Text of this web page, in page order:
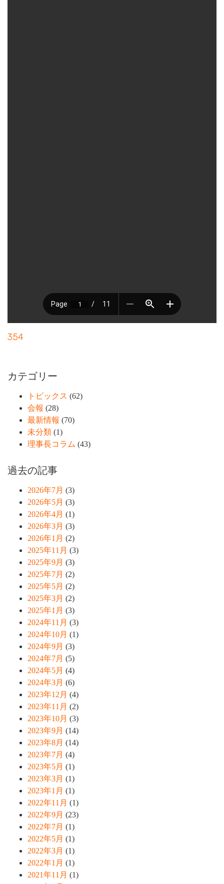
354
カテゴリー
トピックス (62)
会報 (28)
最新情報 (70)
未分類 (1)
理事長コラム (43)
過去の記事
2026年7月 (3)
2026年5月 (3)
2026年4月 (1)
2026年3月 (3)
2026年1月 (2)
2025年11月 (3)
2025年9月 (3)
2025年7月 (2)
2025年5月 (2)
2025年3月 (2)
2025年1月 (3)
2024年11月 (3)
2024年10月 (1)
2024年9月 (3)
2024年7月 (5)
2024年5月 (4)
2024年3月 (6)
2023年12月 (4)
2023年11月 (2)
2023年10月 (3)
2023年9月 (14)
2023年8月 (14)
2023年7月 (4)
2023年5月 (1)
2023年3月 (1)
2023年1月 (1)
2022年11月 (1)
2022年9月 (23)
2022年7月 (1)
2022年5月 (1)
2022年3月 (1)
2022年1月 (1)
2021年11月 (1)